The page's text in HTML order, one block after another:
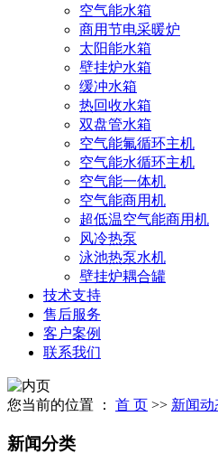
空气能水箱
商用节电采暖炉
太阳能水箱
壁挂炉水箱
缓冲水箱
热回收水箱
双盘管水箱
空气能氟循环主机
空气能水循环主机
空气能一体机
空气能商用机
超低温空气能商用机
风冷热泵
泳池热泵水机
壁挂炉耦合罐
技术支持
售后服务
客户案例
联系我们
您当前的位置 ： 首 页 >> 新闻动
新闻分类